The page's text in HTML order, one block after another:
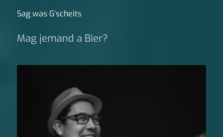
Sag was G‘scheits
Mag jemand a Bier?